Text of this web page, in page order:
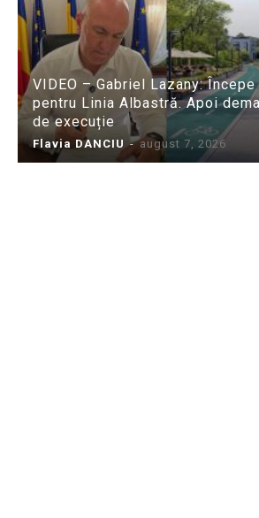
VIDEO – Gabriel Lazany:
pentru Linia Albastră. Apoi
de execuție
Flavia DANCIU - august 7, 2026